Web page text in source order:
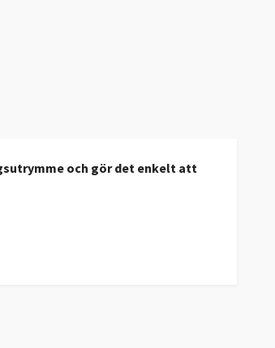
och gör det enkelt att